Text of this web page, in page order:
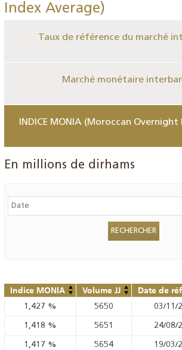
Index Average)
Taux de référence du marché
Marché monétaire
INDICE MONIA (Moroccan
En millions de dirhams
Indice MONIA Volume JJ Date de
1,427 % 5650 03/11/
1,418 % 5651 24/08/
1,417 % 5654 19/03/